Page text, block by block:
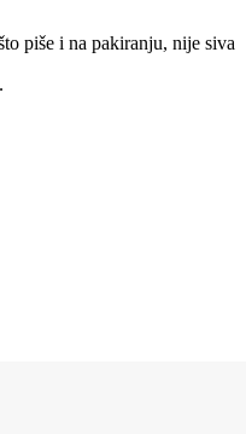
piše i na pakiranju, nije siva